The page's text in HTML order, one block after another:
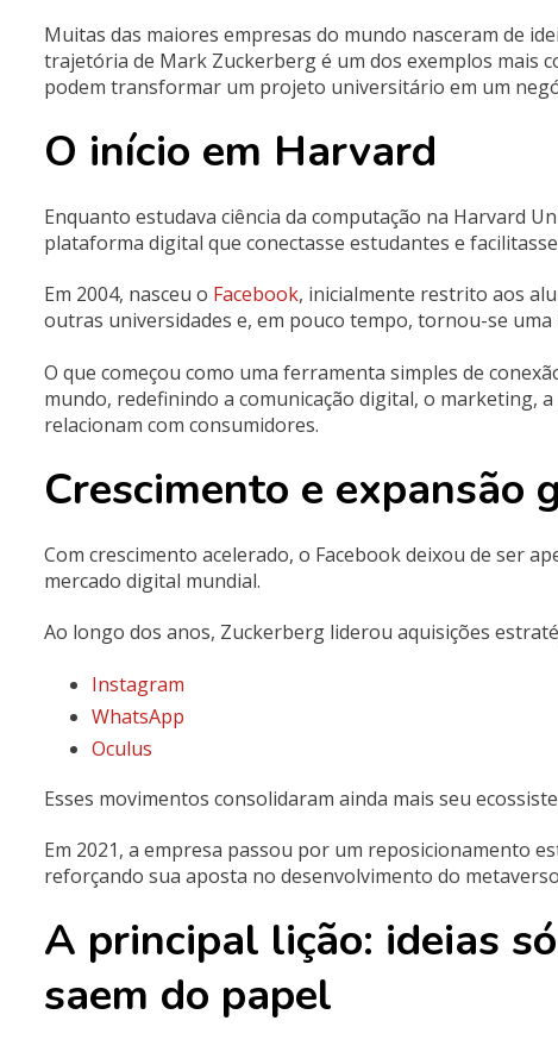
Muitas das maiores empresas do mundo nasceram de
trajetória de Mark Zuckerbergé um dos exemplos mais
podem transformar um projeto universitário em um
O início em Harvard
Enquanto estudava ciência da computação na Harvard
plataforma digital que conectasse estudantes e
Em 2004, nasceu o Facebook, inicialmente restrito aos
outras universidades e, em pouco tempo, tornou-se uma
O que começou como uma ferramenta simples de
mundo, redefinindo a comunicação digital, o marketing,
relacionam com consumidores.
Crescimento e expansão
Com crescimento acelerado, o Facebook deixou de ser
mercado digital mundial.
Ao longo dos anos, Zuckerberg liderou aquisições
Instagram
WhatsApp
Oculus
Esses movimentos consolidaram ainda mais seu
Em 2021, a empresa passou por um reposicionamento
reforçando sua aposta no desenvolvimento do
A principal lição: ideias
saem do papel